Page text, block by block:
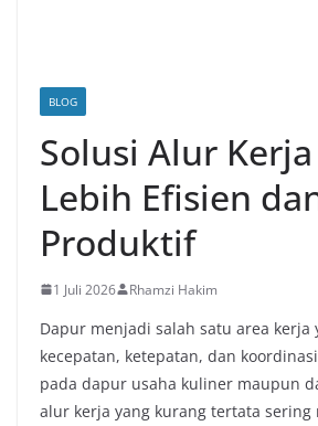
BLOG
Solusi Alur
Lebih Efisien
Produktif
1 Juli 2026 Rhamzi Hakim
Dapur menjadi salah satu area
kecepatan, ketepatan, dan
pada dapur usaha kuliner maupun
alur kerja yang kurang tertata sering